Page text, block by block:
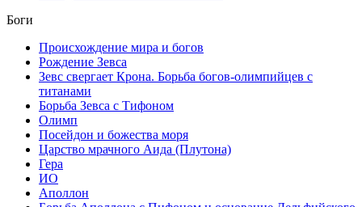
Боги
Происхождение мира и богов
Рождение Зевса
Зевс свергает Крона. Борьба богов-олимпийцев с
титанами
Борьба Зевса с Тифоном
Олимп
Посейдон и божества моря
Царство мрачного Аида (Плутона)
Гера
ИО
Аполлон